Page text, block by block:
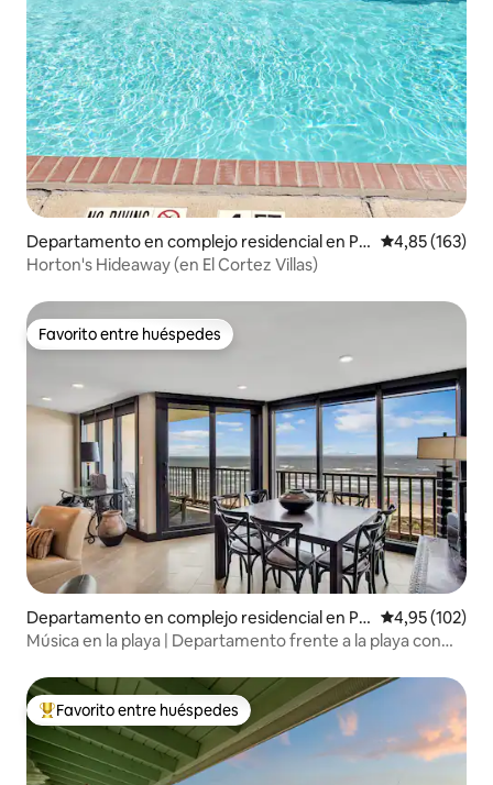
Departamento en complejo residencial en Po
rt Aransas
Calificación
4,85 (163)
Horton's Hideaway (en El Cortez Villas)
Favorito entre huéspedes
Favorito entre huéspedes
Departamento en complejo residencial en Po
rt Aransas
Calificación
4,95 (102)
Música en la playa | Departamento frente a la playa con
Favorito entre los huéspedes más destacados
Favorito entre huéspedes